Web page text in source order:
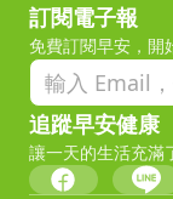
訂閱電子報
免費訂閱早安，開
追蹤早安健康
讓一天的生活充滿